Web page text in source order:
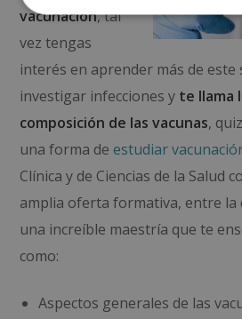
vacunación, tal
vez tengas
interés en aprender más de este
investigar infecciones y te llama
composición de las vacunas,
una forma deestudiar
Clínica y de Ciencias de la Salud
amplia oferta formativa, entre la
una increíble maestría que te
como:
Aspectos generales de las